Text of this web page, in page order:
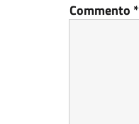
Commento *